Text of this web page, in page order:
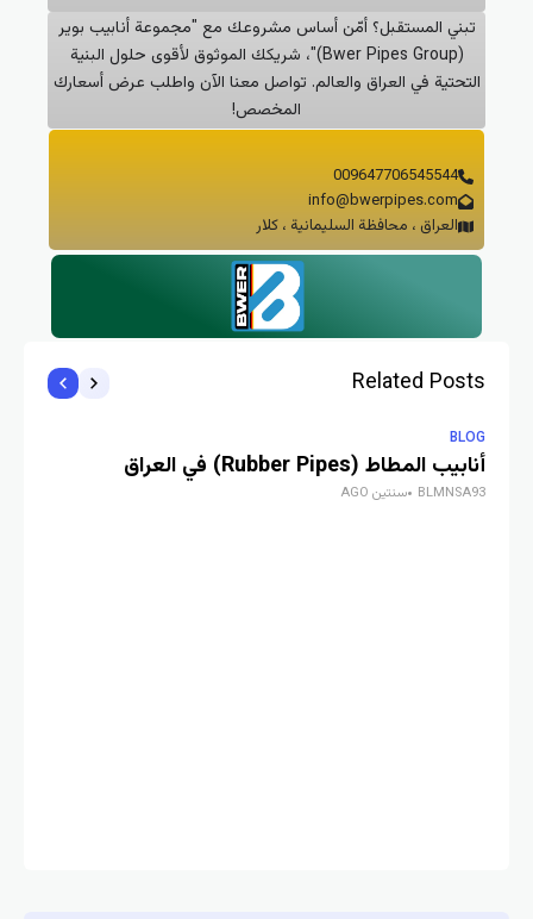
تبني المستقبل؟ أمّن أساس مشروعك مع "مجموعة أنابيب بوير
(Bwer Pipes Group)"، شريكك الموثوق لأقوى حلول البنية
التحتية في العراق والعالم. تواصل معنا الآن واطلب عرض أسعارك
المخصص!
009647706545544
info@bwerpipes.com
العراق ، محافظة السليمانية ، كلار
Related Posts
BLOG
أنابيب المطاط (Rubber Pipes) في العراق
BLMNSA93 سنتين AGO